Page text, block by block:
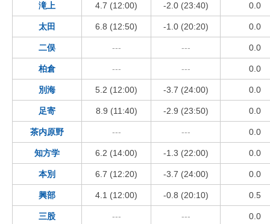
滝上 4.7 (12:00) -2.0 (23:40) 0.0
太田 6.8 (12:50) -1.0 (20:20) 0.0
二俣 --- --- 0.0
柏倉 --- --- 0.0
別海 5.2 (12:00) -3.7 (24:00) 0.0
足寄 8.9 (11:40) -2.9 (23:50) 0.0
茶内原野 --- --- 0.0
知方学 6.2 (14:00) -1.3 (22:00) 0.0
本別 6.7 (12:20) -3.7 (24:00) 0.0
興部 4.1 (12:00) -0.8 (20:10) 0.5
三股 --- --- 0.0